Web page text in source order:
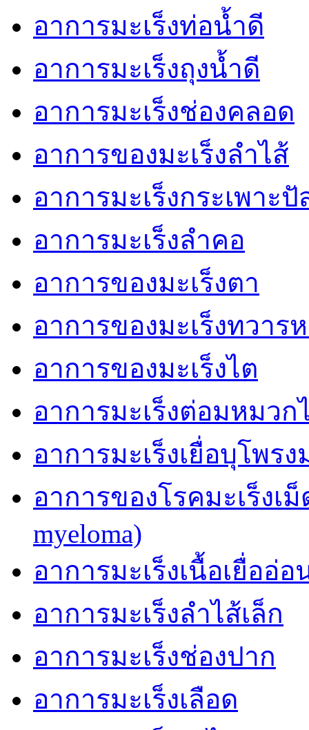
อาการมะเร็งท่อน้ำดี
อาการมะเร็งถุงน้ำดี
อาการมะเร็งช่องคลอด
อาการของมะเร็งลำไส้
อาการมะเร็งกระเพาะ
อาการมะเร็งลำคอ
อาการของมะเร็งตา
อาการของมะเร็งทวาร
อาการของมะเร็งไต
อาการมะเร็งต่อมหมวก
อาการมะเร็งเยื่อบุโพร
อาการของโรคมะเร็งเ
myeloma)
อาการมะเร็งเนื้อเยื่ออ่อ
อาการมะเร็งลำไส้เล็ก
อาการมะเร็งช่องปาก
อาการมะเร็งเลือด